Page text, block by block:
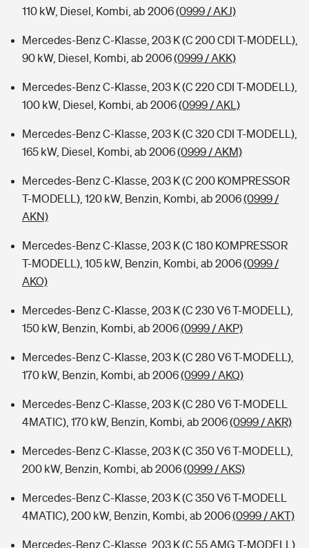
110 kW, Diesel, Kombi, ab 2006(0999 / AKJ)
Mercedes-Benz C-Klasse, 203 K (C 200 CDI T-MODELL),
90 kW, Diesel, Kombi, ab 2006(0999 / AKK)
Mercedes-Benz C-Klasse, 203 K (C 220 CDI T-MODELL),
100 kW, Diesel, Kombi, ab 2006(0999 / AKL)
Mercedes-Benz C-Klasse, 203 K (C 320 CDI T-MODELL),
165 kW, Diesel, Kombi, ab 2006(0999 / AKM)
Mercedes-Benz C-Klasse, 203 K (C 200 KOMPRESSOR
T-MODELL), 120 kW, Benzin, Kombi, ab 2006(0999 /
AKN)
Mercedes-Benz C-Klasse, 203 K (C 180 KOMPRESSOR
T-MODELL), 105 kW, Benzin, Kombi, ab 2006(0999 /
AKO)
Mercedes-Benz C-Klasse, 203 K (C 230 V6 T-MODELL),
150 kW, Benzin, Kombi, ab 2006(0999 / AKP)
Mercedes-Benz C-Klasse, 203 K (C 280 V6 T-MODELL),
170 kW, Benzin, Kombi, ab 2006(0999 / AKQ)
Mercedes-Benz C-Klasse, 203 K (C 280 V6 T-MODELL
4MATIC), 170 kW, Benzin, Kombi, ab 2006(0999 / AKR)
Mercedes-Benz C-Klasse, 203 K (C 350 V6 T-MODELL),
200 kW, Benzin, Kombi, ab 2006(0999 / AKS)
Mercedes-Benz C-Klasse, 203 K (C 350 V6 T-MODELL
4MATIC), 200 kW, Benzin, Kombi, ab 2006(0999 / AKT)
Mercedes-Benz C-Klasse, 203 K (C 55 AMG T-MODELL),